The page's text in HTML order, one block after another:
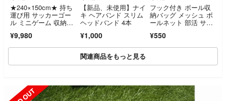
★240×150cm★ 持ち
運び用 サッカーゴー
ル ミニゲーム 収納バ
¥9,980
【新品、未使用】ナイ
キ ヘアバンド スリム
ヘッドバンド 4本
¥1,000
フック付き ボール収
納バッグ メッシュ ボ
ールネット 部活 サッ
¥550
関連商品をもっと見る
SOLD OUT